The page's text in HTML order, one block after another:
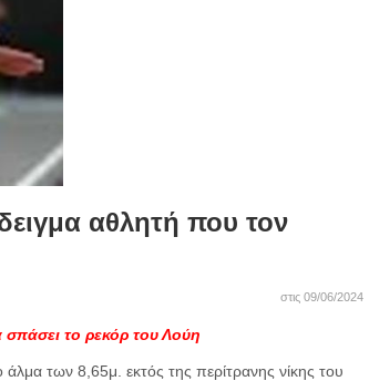
αθλητή που τον
στις 09/06/2024
το ρεκόρ του Λούη
των 8,65μ. εκτός της περίτρανης νίκης του